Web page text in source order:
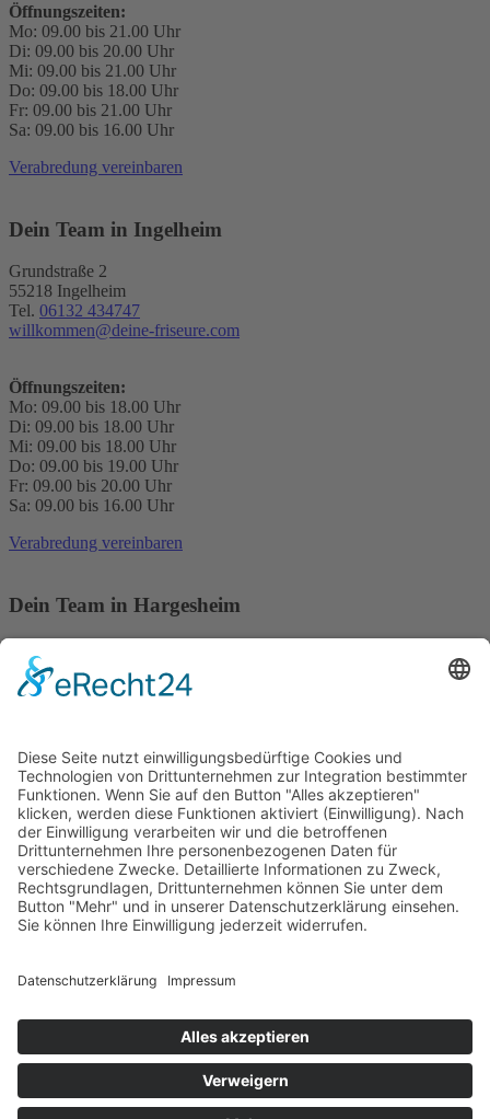
Öffnungszeiten:
Mo: 09.00 bis 21.00 Uhr
Di: 09.00 bis 20.00 Uhr
Mi: 09.00 bis 21.00 Uhr
Do: 09.00 bis 18.00 Uhr
Fr: 09.00 bis 21.00 Uhr
Sa: 09.00 bis 16.00 Uhr
Verabredung vereinbaren
Dein Team in Ingelheim
Grundstraße 2
55218 Ingelheim
Tel. 06132 434747
willkommen@deine-friseure.com
Öffnungszeiten:
Mo: 09.00 bis 18.00 Uhr
Di: 09.00 bis 18.00 Uhr
Mi: 09.00 bis 18.00 Uhr
Do: 09.00 bis 19.00 Uhr
Fr: 09.00 bis 20.00 Uhr
Sa: 09.00 bis 16.00 Uhr
Verabredung vereinbaren
Dein Team in Hargesheim
55595 Hargesheim
Tel.0671 26205
Öffnungszeiten:
Mo: geschlossen
Di: 09.00 bis 18.00 Uhr
Mi: 09.00 bis 18.00 Uhr
Do: 09.00 bis 18.00 Uhr
Fr: 09.00 bis 18.00 Uhr
Sa: 09.00 bis 16.00 Uhr
Verabredung vereinbaren
Navigation überspringen
Jobs
AGB